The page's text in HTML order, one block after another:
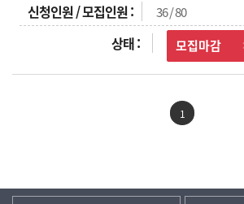
36 / 80
모집마감
1